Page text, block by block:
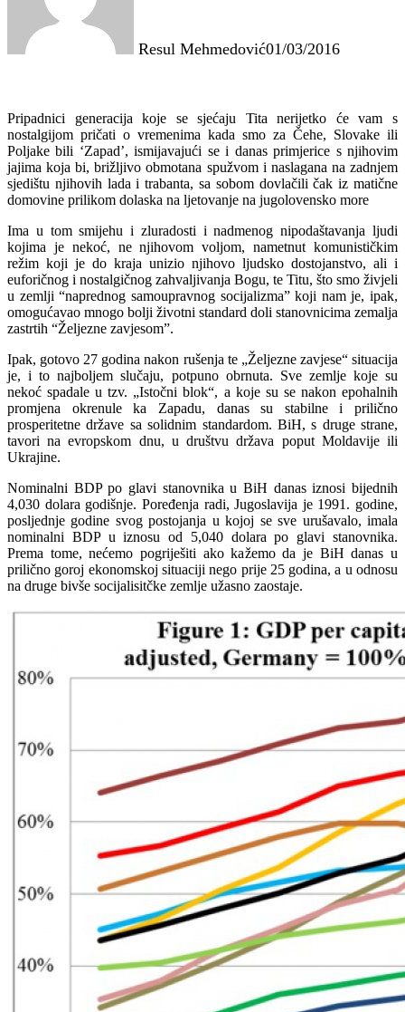
Resul Mehmedović01/03/2016
Pripadnici generacija koje se sjećaju Tita nerijetko će vam s
nostalgijom pričati o vremenima kada smo za Čehe, Slovake ili
Poljake bili ‘Zapad’, ismijavajući se i danas primjerice s njihovim
jajima koja bi, brižljivo obmotana spužvom i naslagana na zadnjem
sjedištu njihovih lada i trabanta, sa sobom dovlačili čak iz matične
domovine prilikom dolaska na ljetovanje na jugolovensko more
Ima u tom smijehu i zluradosti i nadmenog nipodaštavanja ljudi
kojima je nekoć, ne njihovom voljom, nametnut komunističkim
režim koji je do kraja unizio njihovo ljudsko dostojanstvo, ali i
euforičnog i nostalgičnog zahvaljivanja Bogu, te Titu, što smo živjeli
u zemlji “naprednog samoupravnog socijalizma” koji nam je, ipak,
omogućavao mnogo bolji životni standard doli stanovnicima zemalja
zastrtih “Željezne zavjesom”.
Ipak, gotovo 27 godina nakon rušenja te „Željezne zavjese“ situacija
je, i to najboljem slučaju, potpuno obrnuta. Sve zemlje koje su
nekoć spadale u tzv. „Istočni blok“, a koje su se nakon epohalnih
promjena okrenule ka Zapadu, danas su stabilne i prilično
prosperitetne države sa solidnim standardom. BiH, s druge strane,
tavori na evropskom dnu, u društvu država poput Moldavije ili
Ukrajine.
Nominalni BDP po glavi stanovnika u BiH danas iznosi bijednih
4,030 dolara godišnje. Poređenja radi, Jugoslavija je 1991. godine,
posljednje godine svog postojanja u kojoj se sve urušavalo, imala
nominalni BDP u iznosu od 5,040 dolara po glavi stanovnika.
Prema tome, nećemo pogriješiti ako kažemo da je BiH danas u
prilično goroj ekonomskoj situaciji nego prije 25 godina, a u odnosu
na druge bivše socijalisitčke zemlje užasno zaostaje.